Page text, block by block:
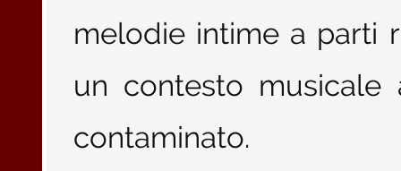
melodie intime a parti
un contesto musicale
contaminato.